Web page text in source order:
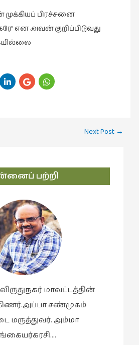
முக்கியப் பிரச்சனை
என அவன் குறிப்பிடுவது
Next Post →
பற்றி
மாவட்டத்தின்
சண்முகம்
மருத்துவர். அம்மா